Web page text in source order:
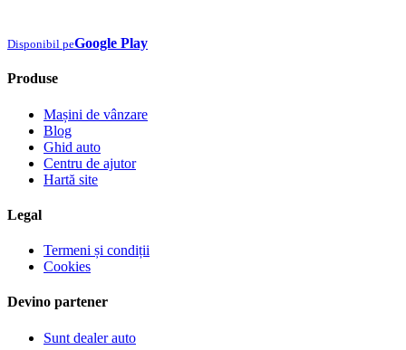
Disponibil peGoogle Play
Produse
Mașini de vânzare
Blog
Ghid auto
Centru de ajutor
Hartă site
Legal
Termeni și condiții
Cookies
Devino partener
Sunt dealer auto